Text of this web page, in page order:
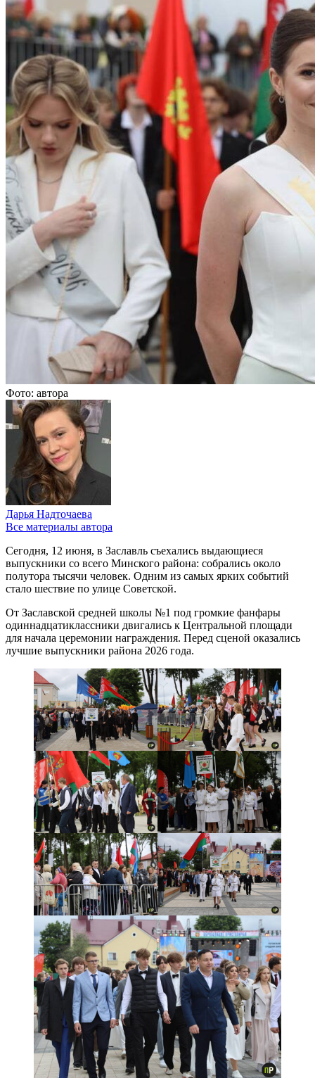
Фото: автора
Дарья Надточаева
Все материалы автора
Сегодня, 12 июня, в Заславль съехались выдающиеся
выпускники со всего Минского района: собрались около
полутора тысячи человек. Одним из самых ярких событий
стало шествие по улице Советской.
От Заславской средней школы №1 под громкие фанфары
одиннадцатиклассники двигались к Центральной площади
для начала церемонии награждения. Перед сценой оказались
лучшие выпускники района 2026 года.